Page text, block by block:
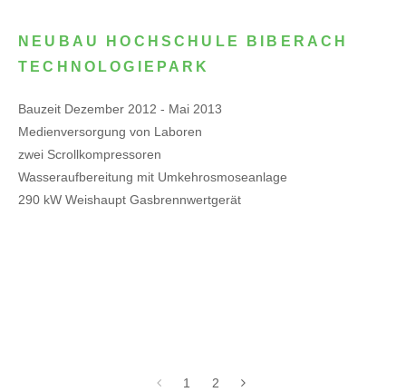
NEUBAU HOCHSCHULE BIBERACH
TECHNOLOGIEPARK
Bauzeit Dezember 2012 - Mai 2013
Medienversorgung von Laboren
zwei Scrollkompressoren
Wasseraufbereitung mit Umkehrosmoseanlage
290 kW Weishaupt Gasbrennwertgerät
1 2